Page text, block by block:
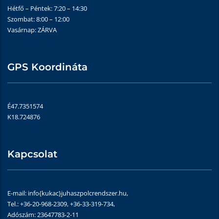
Hétfő – Péntek: 7:20 – 14:30
Szombat: 8:00 – 12:00
Vasárnap: ZÁRVA
GPS Koordináta
É47.7351574
K18.724876
Kapcsolat
E-mail: info{kukac}juhaszpolcrendszer.hu,
Tel.: +36-20-968-2309, +36-33-319-734,
Adószám: 23647783-2-11